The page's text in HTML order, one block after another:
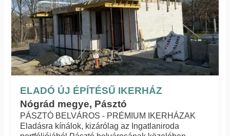
ELADÓ ÚJ ÉPÍTÉSŰ IKERHÁZ
Nógrád megye, Pásztó
PÁSZTÓ BELVÁROS - PRÉMIUM IKERHÁZAK
Eladásra kínálok, kizárólag az Ingatlaniroda